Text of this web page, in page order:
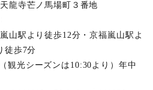
龍寺芒ノ馬場町３番地
山駅より徒歩12分・京福嵐山駅よ
徒歩7分
観光シーズンは10:30より）年中